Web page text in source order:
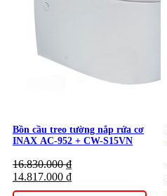
Bồn cầu treo tường nắp rửa cơ
INAX AC-952 + CW-S15VN
16.830.000₫
14.817.000 ₫